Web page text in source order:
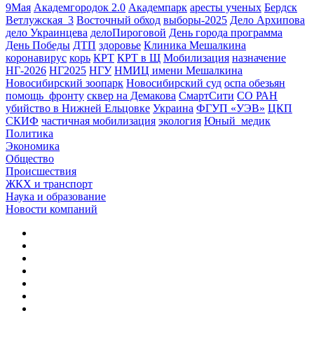
9Мая Академгородок 2.0 Академпарк аресты ученых Бердск
Ветлужская_3 Восточный обход выборы-2025 Дело Архипова
дело Украинцева делоПироговой День города программа
День Победы ДТП здоровье Клиника Мешалкина
коронавирус корь КРТ КРТ в Щ Мобилизация назначение
НГ-2026 НГ2025 НГУ НМИЦ имени Мешалкина
Новосибирский зоопарк Новосибирский суд оспа обезьян
помощь_фронту сквер на Демакова СмартСити СО РАН
убийство в Нижней Ельцовке Украина ФГУП «УЭВ» ЦКП
СКИФ частичная мобилизация экология Юный_медик
Политика
Экономика
Общество
Происшествия
ЖКХ и транспорт
Наука и образование
Новости компаний